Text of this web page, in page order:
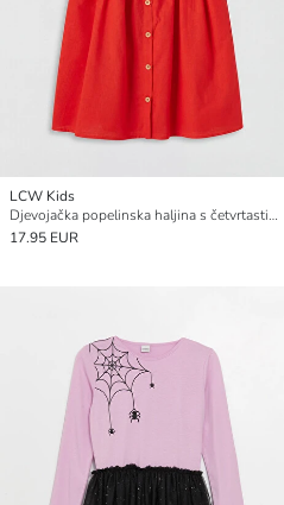
LCW Kids
Djevojačka popelinska haljina s četvrtastim ovratnikom
17.95 EUR